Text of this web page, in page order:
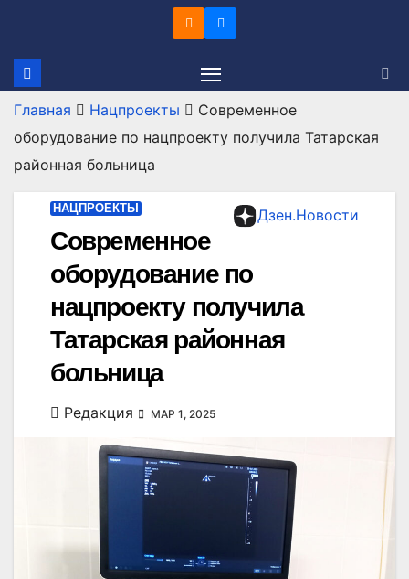
содержимому
Главная Нацпроекты
Современное
оборудование по нацпроекту получила Татарская
районная больница
Дзен.Новости
НАЦПРОЕКТЫ
Современное
оборудование по
нацпроекту получила
Татарская районная
больница
Редакция МАР 1, 2025